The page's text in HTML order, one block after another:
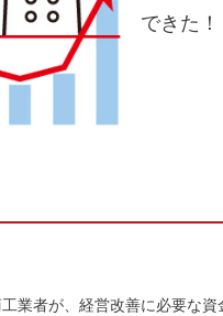
できた！
業者が、経営改善に必要な